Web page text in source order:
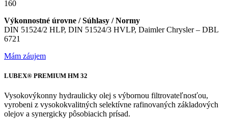
160
Výkonnostné úrovne / Súhlasy / Normy
DIN 51524/2 HLP, DIN 51524/3 HVLP, Daimler Chrysler – DBL
6721
Mám záujem
LUBEX® PREMIUM HM 32
Vysokovýkonny hydraulicky olej s výbornou filtrovateľnosťou,
vyrobeni z vysokokvalitných selektívne rafinovaných základových
olejov a synergicky pôsobiacich prísad.